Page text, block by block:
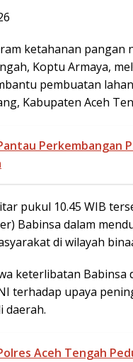
ketahanan pangan
Koptu Armaya,
pembuatan
Kabupaten Aceh
Perkembangan
pukul 10.45 WIB
Babinsa dalam
di wilayah
keterlibatan Babinsa
terhadap upaya
daerah.
Aceh Tengah